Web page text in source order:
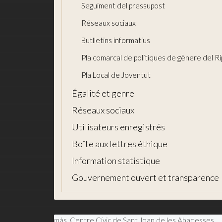
Seguiment del pressupost
Réseaux sociaux
Butlletins informatius
Pla comarcal de polítiques de gènere del
Pla Local de Joventut
Égalité et genre
Réseaux sociaux
Utilisateurs enregistrés
Boîte aux lettres éthique
Information statistique
Gouvernement ouvert et transparence